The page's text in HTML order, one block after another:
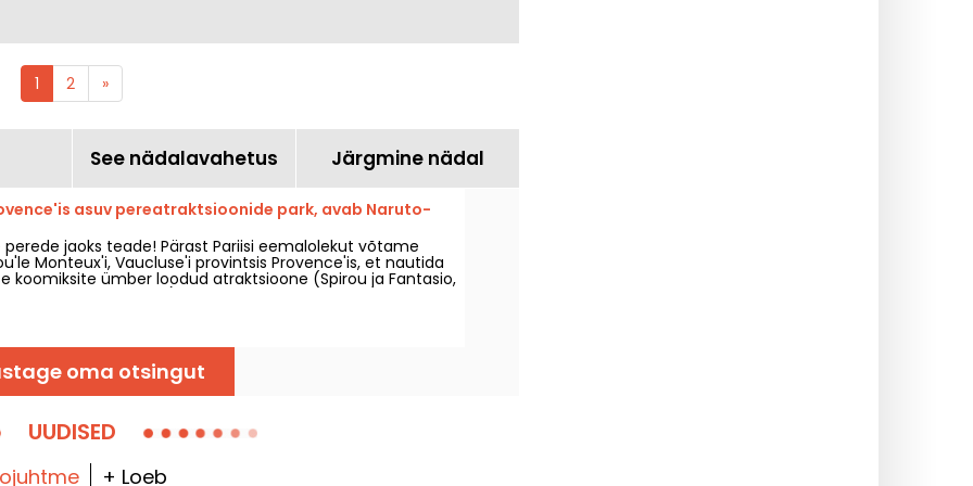
1 2 »
See nädalavahetus Järgmine nädal
asuv pereatraktsioonide park, avab Naruto-
jaoks teade! Pärast Pariisi eemalolekut võtame
Monteux'i, Vaucluse'i provintsis Provence'is, et nautida
koomiksite ümber loodud atraktsioone (Spirou ja Fantasio,
oma otsingut
UUDISED
+ Loeb